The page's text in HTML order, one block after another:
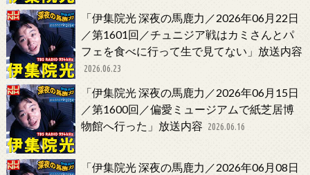
「伊集院光 深夜の馬鹿力／2026年06月22日
／第1601回／チュニジア戦はカミさんとパ
フェを食べに行って生で見てない」放送内容
2026.06.23
「伊集院光 深夜の馬鹿力／2026年06月15日
／第1600回／偏愛ミュージアムで紙芝居博
物館へ行った」放送内容 2026.06.16
「伊集院光 深夜の馬鹿力／2026年06月08日